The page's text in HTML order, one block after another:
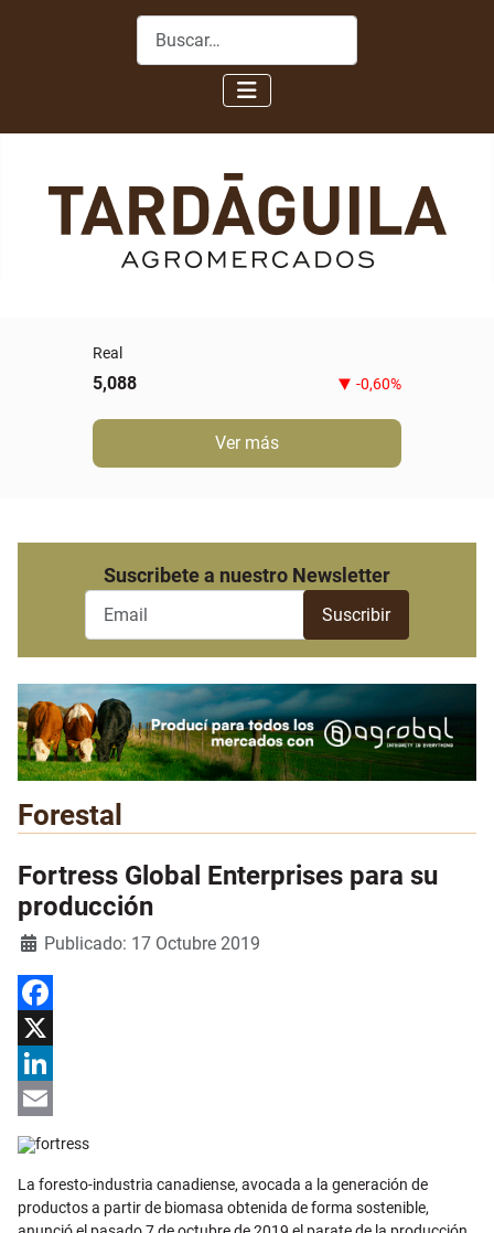
Buscar
Real
5,088 -0,60%
Ver más
Suscribete a nuestro Newsletter
Forestal
Fortress Global Enterprises para su
producción
DetallesPublicado: 17 Octubre 2019
Facebook
X
LinkedIn
Email
La foresto-industria canadiense, avocada a la generación de
productos a partir de biomasa obtenida de forma sostenible,